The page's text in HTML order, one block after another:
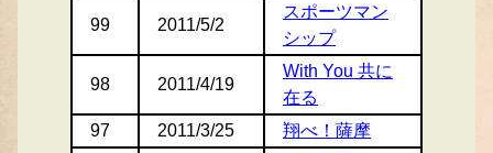
99 2011/5/2
スポーツマン
シップ
98 2011/4/19
With You 共に
在る
97
2011/3/25
翔べ！薩摩